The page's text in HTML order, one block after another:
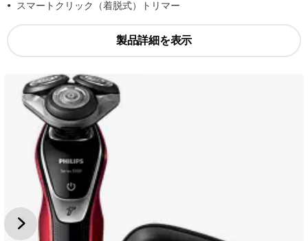
スマートクリック（着脱式）トリマー
製品詳細を表示